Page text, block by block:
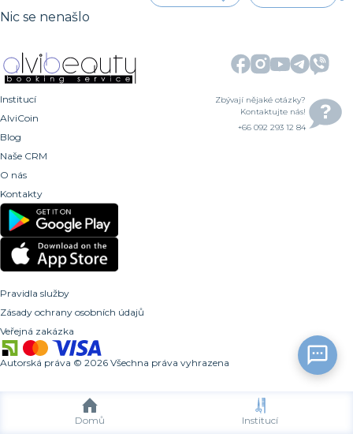
Domů Institucí
Nic se nenašlo
Institucí
AlviCoin
Blog
Naše CRM
O nás
Kontakty
Zbývají nějaké otázky?
Kontaktujte nás!
+66 092 293 12 84
Pravidla služby
Zásady ochrany osobních údajů
Veřejná zakázka
Autorská práva © 2026 Všechna práva vyhrazena